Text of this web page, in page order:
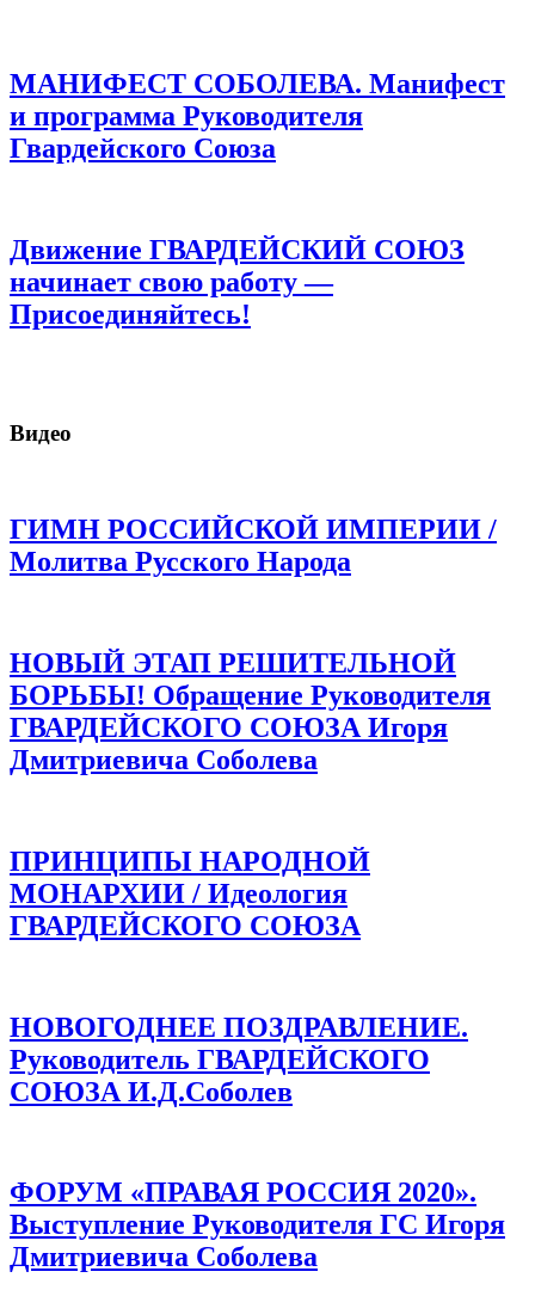
МАНИФЕСТ СОБОЛЕВА. Манифест
и программа Руководителя
Гвардейского Союза
Движение ГВАРДЕЙСКИЙ СОЮЗ
начинает свою работу —
Присоединяйтесь!
Видео
ГИМН РОССИЙСКОЙ ИМПЕРИИ /
Молитва Русского Народа
НОВЫЙ ЭТАП РЕШИТЕЛЬНОЙ
БОРЬБЫ! Обращение Руководителя
ГВАРДЕЙСКОГО СОЮЗА Игоря
Дмитриевича Соболева
ПРИНЦИПЫ НАРОДНОЙ
МОНАРХИИ / Идеология
ГВАРДЕЙСКОГО СОЮЗА
НОВОГОДНЕЕ ПОЗДРАВЛЕНИЕ.
Руководитель ГВАРДЕЙСКОГО
СОЮЗА И.Д.Соболев
ФОРУМ «ПРАВАЯ РОССИЯ 2020».
Выступление Руководителя ГС Игоря
Дмитриевича Соболева